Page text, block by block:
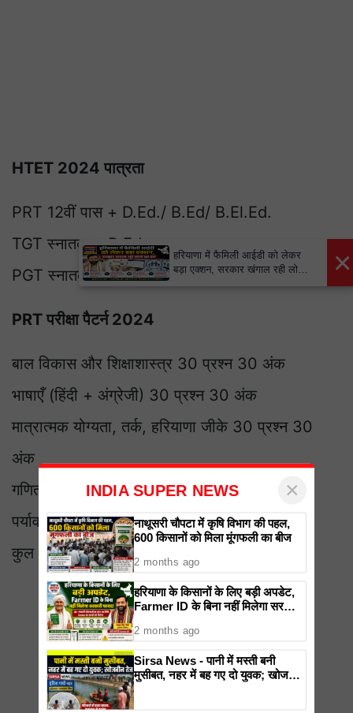
HTET 2024 पात्रता
PRT 12वीं पास + D.Ed./ B.Ed/ B.El.Ed.
TGT स्नातक + B.Ed.
PGT स्नातकोत्तर (PG) + B.Ed.
PRT परीक्षा पैटर्न 2024
बाल विकास और शिक्षाशास्त्र 30 प्रश्न 30 अंक
भाषाएँ (हिंदी + अंग्रेजी) 30 प्रश्न 30 अंक
मात्रात्मक योग्यता, तर्क, हरियाणा जीके 30 प्रश्न 30
अंक
गणित 30 प्रश्न 30 अंक
पर्यावरण अध्ययन 30 प्रश्न 30 अंक
कुल 150 प्रश्न 150 अंक
×
हरियाणा में फैमिली आईडी को लेकर
बड़ा एक्शन, सरकार खंगाल रही लोगों
का डेटा
INDIA SUPER NEWS ×
नाथूसरी चौपटा में कृषि विभाग की पहल,
600 किसानों को मिला मूंगफली का बीज
2 months ago
हरियाणा के किसानों के लिए बड़ी अपडेट,
Farmer ID के बिना नहीं मिलेगा सरकारी
2 months ago
Sirsa News - पानी में मस्ती बनी
मुसीबत, नहर में बह गए दो युवक; खोजबीन